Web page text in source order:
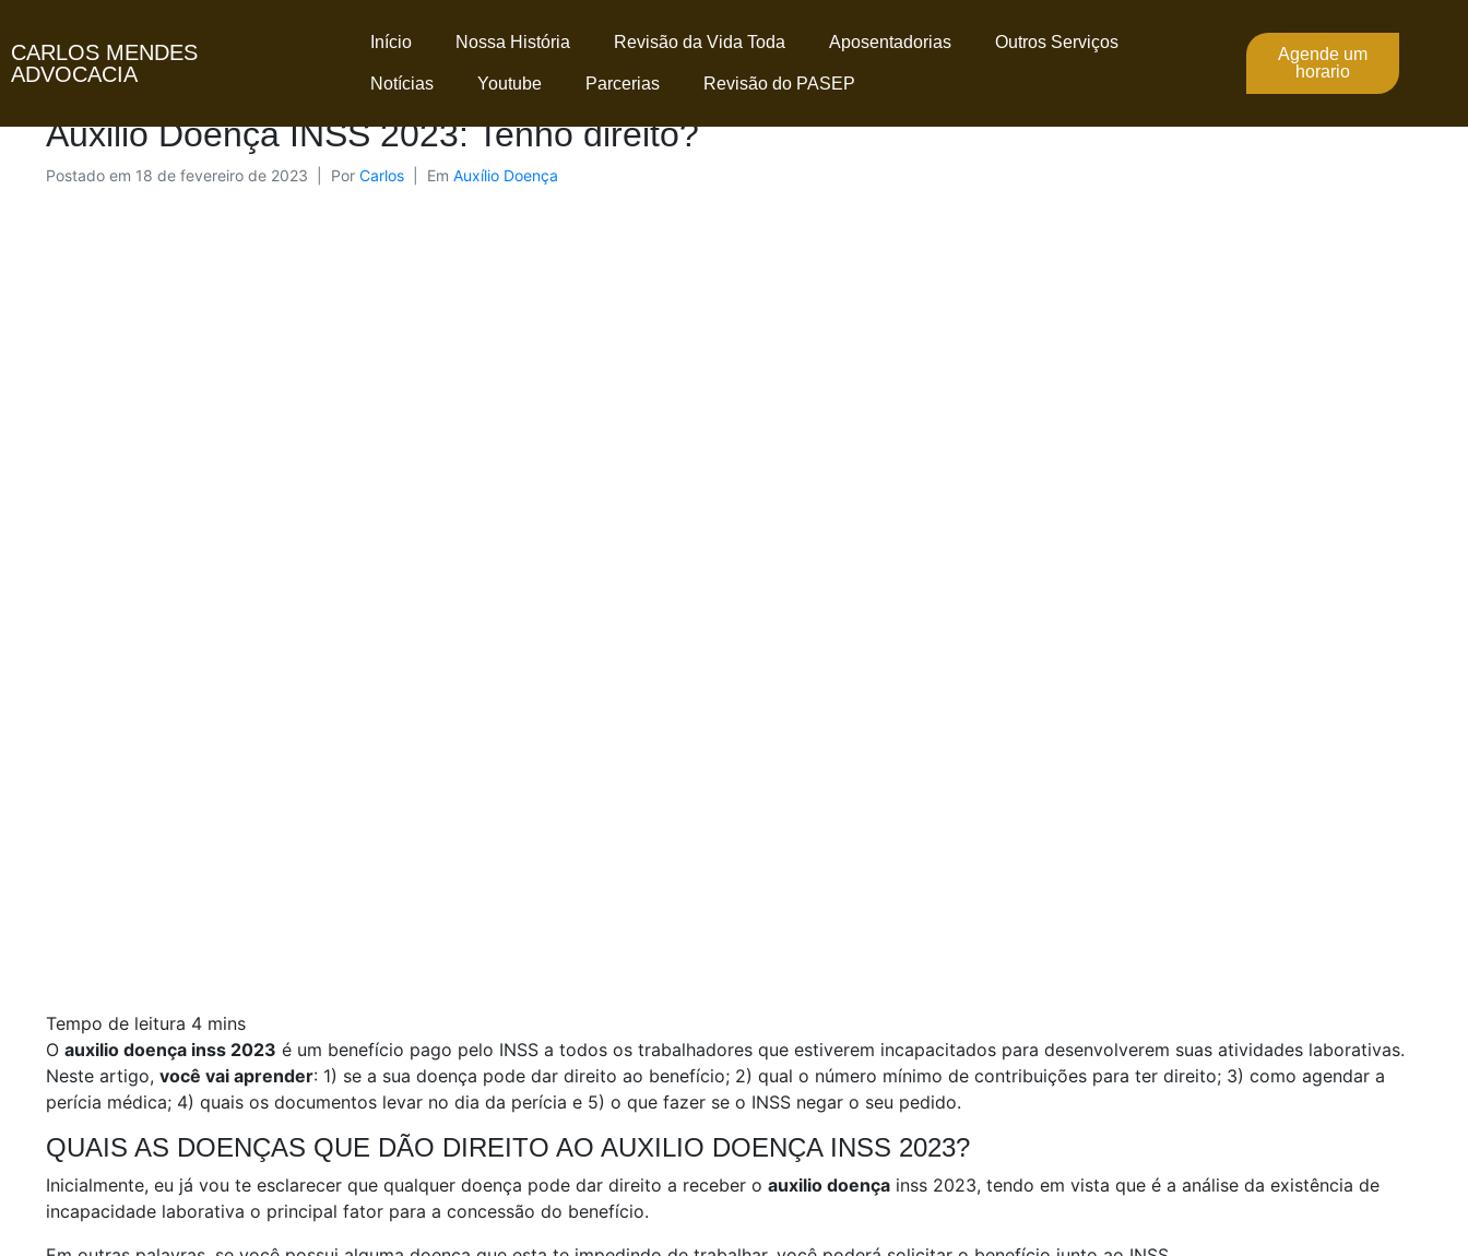
CARLOS MENDES
ADVOCACIA
Início Nossa História Revisão da Vida Toda Aposentadorias Outros Serviços
Notícias Youtube Parcerias Revisão do PASEP
Agende um
horario
Auxilio Doença INSS 2023: Tenho direito?
Postado em 18 de fevereiro de 2023 Por Carlos Em Auxílio Doença
O auxilio doença inss 2023 é um benefício pago pelo INSS a todos os trabalhadores que estiverem incapacitados para desenvolverem suas atividades laborativas.
Neste artigo, você vai aprender: 1) se a sua doença pode dar direito ao benefício; 2) qual o número mínimo de contribuições para ter direito; 3) como agendar a
perícia médica; 4) quais os documentos levar no dia da perícia e 5) o que fazer se o INSS negar o seu pedido.
QUAIS AS DOENÇAS QUE DÃO DIREITO AO AUXILIO DOENÇA INSS 2023?
Inicialmente, eu já vou te esclarecer que qualquer doença pode dar direito a receber o auxilio doença inss 2023, tendo em vista que é a análise da existência de
incapacidade laborativa o principal fator para a concessão do benefício.